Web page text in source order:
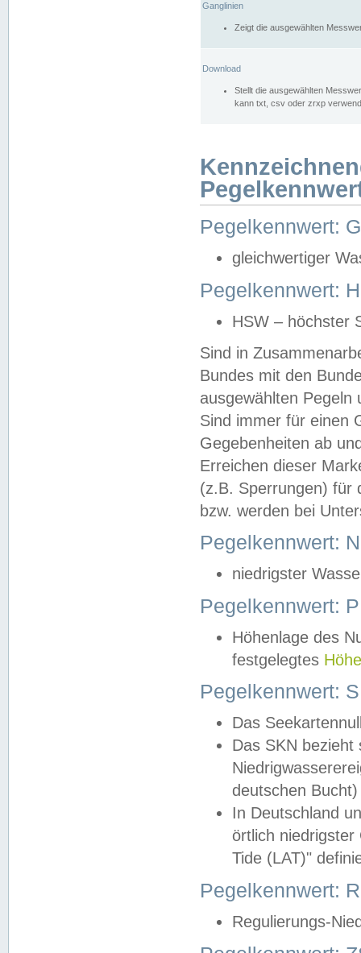
Ganglinien
Zeigt die ausgewählten
Download
Stellt die ausgewählten
kann txt, csv oder zrxp
Pegelkennwert:
gleichwertiger
Pegelkennwert:
HSW – höchster
Sind in
Bundes mit den
ausgewählten
Sind immer für einen
Gegebenheiten ab
Erreichen dieser
(z.B. Sperrungen) für
bzw. werden bei
Pegelkennwert:
niedrigster
Pegelkennwert:
Höhenlage des
festgelegtes
Pegelkennwert:
Das
Das SKN
deutschen
In Deutschland
örtlich
Tide (LAT)"
Pegelkennwert:
Regulierungs-